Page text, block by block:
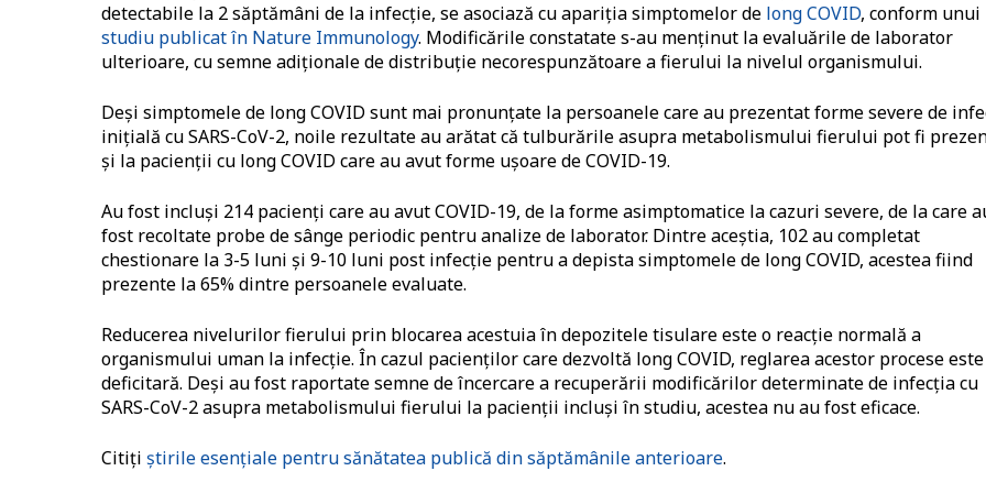
detectabile la 2 săptămâni de la infecţie, se asociază cu apariţia simptomelor de long COVID, conform unui
studiu publicat în Nature Immunology. Modificările constatate s-au menţinut la evaluările de laborator
ulterioare, cu semne adiţionale de distribuţie necorespunzătoare a fierului la nivelul organismului.
Deşi simptomele de long COVID sunt mai pronunţate la persoanele care au prezentat forme severe de
iniţială cu SARS-CoV-2, noile rezultate au arătat că tulburările asupra metabolismului fierului pot fi
şi la pacienții cu long COVID care au avut forme uşoare de COVID-19.
Au fost incluşi 214 pacienţi care au avut COVID-19, de la forme asimptomatice la cazuri severe, de la care
fost recoltate probe de sânge periodic pentru analize de laborator. Dintre aceştia, 102 au completat
chestionare la 3-5 luni şi 9-10 luni post infecţie pentru a depista simptomele de long COVID, acestea fiind
prezente la 65% dintre persoanele evaluate.
Reducerea nivelurilor fierului prin blocarea acestuia în depozitele tisulare este o reacţie normală a
organismului uman la infecţie. În cazul pacienţilor care dezvoltă long COVID, reglarea acestor procese este
deficitară. Deşi au fost raportate semne de încercare a recuperării modificărilor determinate de infecţia cu
SARS-CoV-2 asupra metabolismului fierului la pacienţii incluşi în studiu, acestea nu au fost eficace.
Citiți știrile esențiale pentru sănătatea publică din săptămânile anterioare.